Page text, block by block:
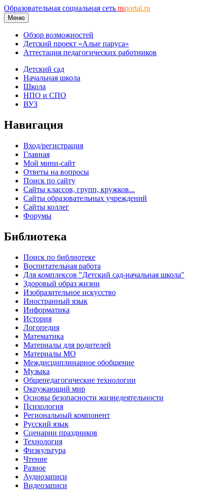
Образовательная социальная сеть nsportal.ru
Меню
Обзор возможностей
Детский проект «Алые паруса»
Аттестация педагогических работников
Детский сад
Начальная школа
Школа
НПО и СПО
ВУЗ
Навигация
Вход/регистрация
Главная
Мой мини-сайт
Ответы на вопросы
Поиск по сайту
Сайты классов, групп, кружков...
Сайты образовательных учреждений
Сайты коллег
Форумы
Библиотека
Поиск по библиотеке
Воспитательная работа
Для комплексов "Детский сад-начальная школа"
Здоровый образ жизни
Изобразительное искусство
Иностранный язык
Информатика
История
Логопедия
Математика
Материалы для родителей
Материалы МО
Междисциплинарное обобщение
Музыка
Общепедагогические технологии
Окружающий мир
Основы безопасности жизнедеятельности
Психология
Региональный компонент
Русский язык
Сценарии праздников
Технология
Физкультура
Чтение
Разное
Аудиозаписи
Видеозаписи